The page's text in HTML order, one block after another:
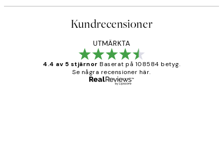
Kundrecensioner
UTMÄRKTA
4.4 av 5 stjärnor Baserat på 108584 betyg.
Se några recensioner här.